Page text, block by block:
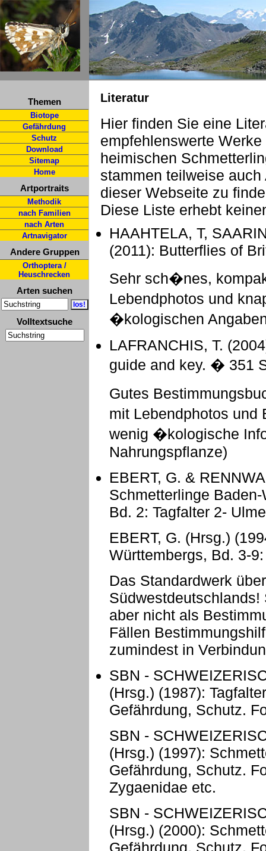
Themen
Biotope
Gefährdung
Schutz
Download
Sitemap
Home
Artportraits
Methodik
nach Familien
nach Arten
Artnavigator
Andere Gruppen
Orthoptera /
Heuschrecken
Arten suchen
Volltextsuche
Literatur
Hier finden Sie eine
empfehlenswerte
heimischen
stammen teilweise
dieser Webseite zu
Diese Liste erhebt
HAAHTELA, T,
(2011): Butterflies of
Sehr sch�nes,
Lebendphotos und
�kologischen
LAFRANCHIS, T.
guide and key. � 351
Gutes
mit Lebendphotos
wenig �kologische
Nahrungspflanze)
EBERT, G. &
Schmetterlinge
Bd. 2: Tagfalter 2-
EBERT, G. (Hrsg.)
Württembergs, Bd. 3-
Das Standardwerk
aber nicht als
Fällen
zumindest in
SBN -
(Hrsg.) (1987):
Gefährdung, Schutz.
SBN -
(Hrsg.) (1997):
Gefährdung, Schutz.
Zygaenidae etc.
SBN -
(Hrsg.) (2000):
Gefährdung, Schutz.